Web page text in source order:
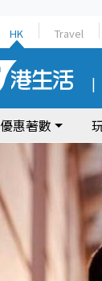
HK Travel
優惠著數